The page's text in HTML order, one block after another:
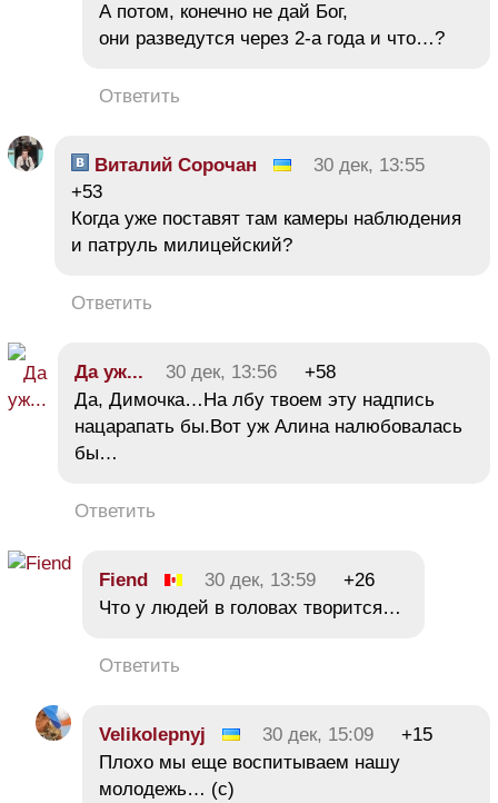
А потом, конечно не дай Бог,
они разведутся через 2-а года и что…?
Ответить
Виталий Сорочан
30 дек, 13:55
+53
Когда уже поставят там камеры наблюдения
и патруль милицейский?
Ответить
Да уж... 30 дек, 13:56
+58
Да, Димочка…На лбу твоем эту надпись
нацарапать бы.Вот уж Алина налюбовалась
бы…
Ответить
Fiend 30 дек, 13:59
+26
Что у людей в головах творится…
Ответить
Velikolepnyj 30 дек, 15:09
+15
Плохо мы еще воспитываем нашу
молодежь… (с)